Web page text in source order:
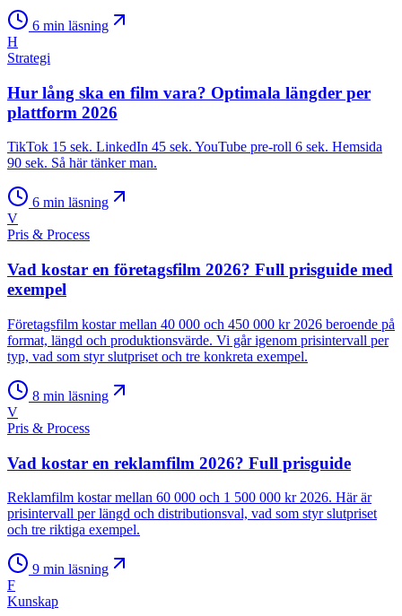
6 min läsning
H
Strategi
Hur lång ska en film vara? Optimala längder per
plattform 2026
TikTok 15 sek. LinkedIn 45 sek. YouTube pre-roll 6 sek. Hemsida
90 sek. Så här tänker man.
6 min läsning
V
Pris & Process
Vad kostar en företagsfilm 2026? Full prisguide med
exempel
Företagsfilm kostar mellan 40 000 och 450 000 kr 2026 beroende på
format, längd och produktionsvärde. Vi går igenom prisintervall per
typ, vad som styr slutpriset och tre konkreta exempel.
8 min läsning
V
Pris & Process
Vad kostar en reklamfilm 2026? Full prisguide
Reklamfilm kostar mellan 60 000 och 1 500 000 kr 2026. Här är
prisintervall per längd och distributionsval, vad som styr slutpriset
och tre riktiga exempel.
9 min läsning
F
Kunskap